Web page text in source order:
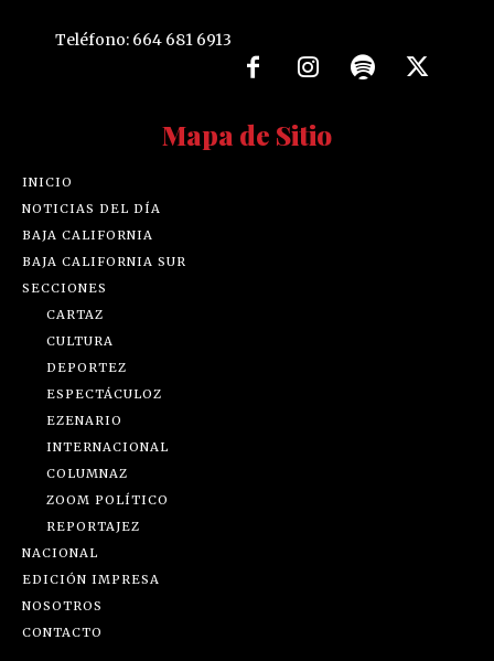
Teléfono: 664 681 6913
Mapa de Sitio
INICIO
NOTICIAS DEL DÍA
BAJA CALIFORNIA
BAJA CALIFORNIA SUR
SECCIONES
CARTAZ
CULTURA
DEPORTEZ
ESPECTÁCULOZ
EZENARIO
INTERNACIONAL
COLUMNAZ
ZOOM POLÍTICO
REPORTAJEZ
NACIONAL
EDICIÓN IMPRESA
NOSOTROS
CONTACTO